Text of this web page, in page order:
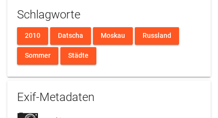
Schlagworte
2010 Datscha Moskau Russland
Sommer Städte
Exif-Metadaten